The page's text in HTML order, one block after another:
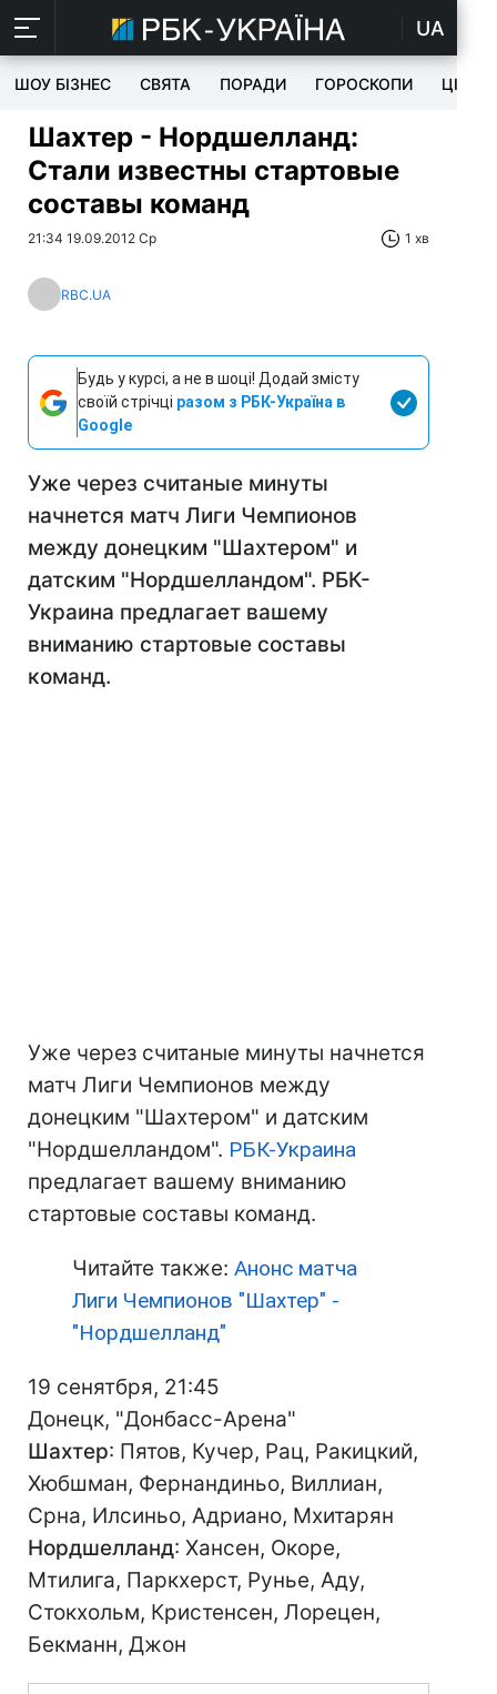
UA
ШОУ БІЗНЕС СВЯТА ПОРАДИ ГОРОСКОПИ ЦІКАВЕ
Шахтер - Нордшелланд:
Стали известны стартовые
составы команд
21:34 19.09.2012 Ср 1 хв
RBC.UA
Будь у курсі, а не в шоці! Додай змісту
своїй стрічці разом з РБК-Україна в
Google
Уже через считаные минуты
начнется матч Лиги Чемпионов
между донецким "Шахтером" и
датским "Нордшелландом". РБК-
Украина предлагает вашему
вниманию стартовые составы
команд.
Уже через считаные минуты начнется
матч Лиги Чемпионов между
донецким "Шахтером" и датским
"Нордшелландом". РБК-Украина
предлагает вашему вниманию
стартовые составы команд.
Читайте также: Анонс матча
Лиги Чемпионов "Шахтер" -
"Нордшелланд"
19 сенятбря, 21:45
Донецк, "Донбасс-Арена"
Шахтер: Пятов, Кучер, Рац, Ракицкий,
Хюбшман, Фернандиньо, Виллиан,
Срна, Илсиньо, Адриано, Мхитарян
Нордшелланд: Хансен, Окоре,
Мтилига, Паркхерст, Рунье, Аду,
Стокхольм, Кристенсен, Лорецен,
Бекманн, Джон